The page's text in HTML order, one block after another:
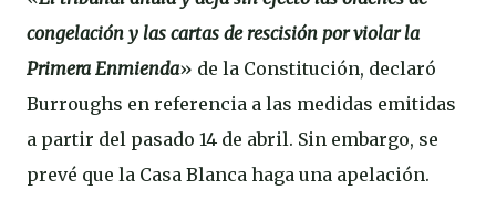
congelación y las cartas de rescisión por violar la
Primera Enmienda» de la Constitución, declaró
Burroughs en referencia a las medidas emitidas
a partir del pasado 14 de abril. Sin embargo, se
prevé que la Casa Blanca haga una apelación.